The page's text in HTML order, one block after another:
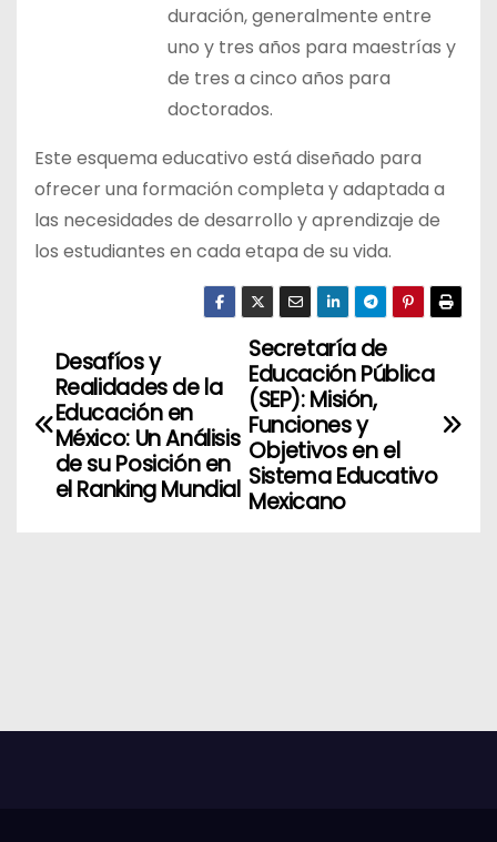
duración, generalmente entre
uno y tres años para maestrías y
de tres a cinco años para
doctorados.
Este esquema educativo está diseñado para
ofrecer una formación completa y adaptada a
las necesidades de desarrollo y aprendizaje de
los estudiantes en cada etapa de su vida.
N
a
ó
Secretaría de
Educación Pública
(SEP): Misión,
Funciones y
Objetivos en el
Sistema Educativo
Mexicano
Desafíos y
Realidades de la
Educación en
México: Un Análisis
de su Posición en
el Ranking Mundial